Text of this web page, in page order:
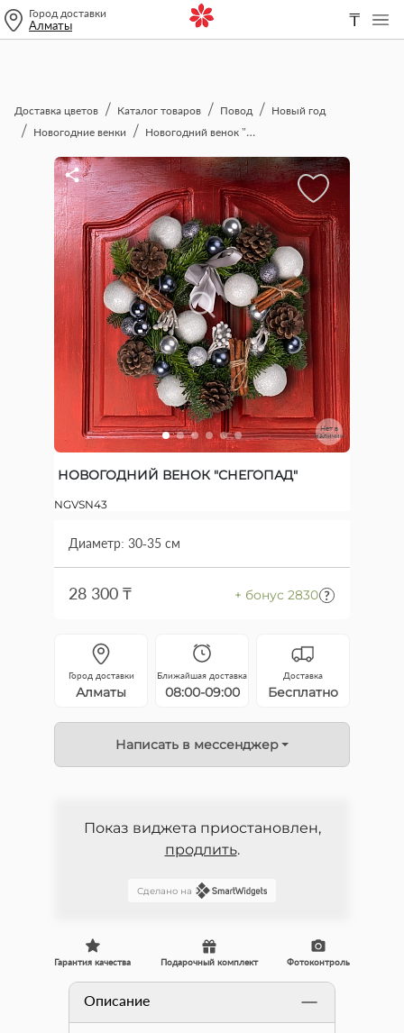
Город доставки
Алматы ₸
Доставка цветов Каталог товаров Повод
Новый год
Новогодние венки
Новогодний венок "Снегопад"
Нет в
наличии
НОВОГОДНИЙ ВЕНОК "СНЕГОПАД"
NGVSN43
Диаметр: 30-35 см
28 300 ₸ + бонус 2830
Город доставки
Алматы
Ближайшая доставка
08:00-09:00
Доставка
Бесплатно
Написать в мессенджер
Показ виджета приостановлен,
продлить.
Сделано на
Гарантия качества Фотоконтроль
Подарочный комплект
Описание